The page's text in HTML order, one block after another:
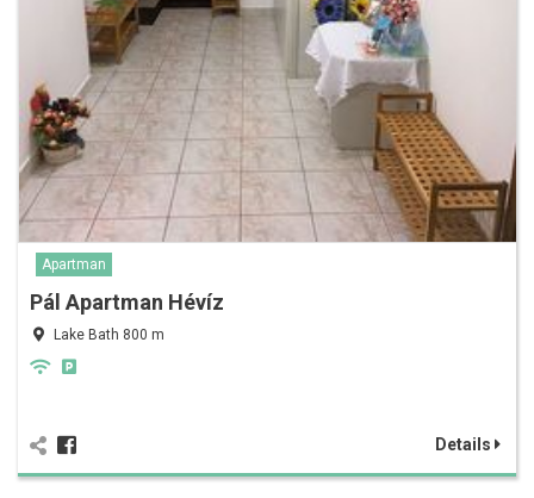
Apartman
Pál Apartman Hévíz
Lake Bath 800 m
Details